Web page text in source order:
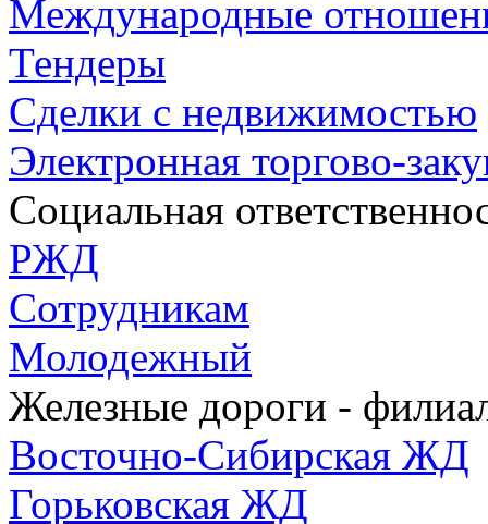
Международные
Тендеры
Сделки с недвижимостью
Электронная торгово-
Социальная
РЖД
Сотрудникам
Молодежный
Железные дороги -
Восточно-Сибирская ЖД
Горьковская ЖД